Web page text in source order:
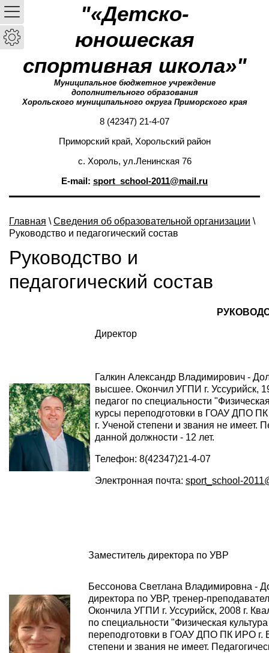
"«Детско-
юношеская
спортивная школа»"
Муниципальное бюджетное учреждение
дополнительного образования
Хорольского муниципального округа Приморского края
8 (42347) 21-4-07
Приморский край, Хорольский район
с. Хороль, ул.Ленинская 76
E-mail: sport_school-2011@mail.ru
Главная \ Сведения об образовательной организации \
Руководство и педагогический состав
Руководство и
педагогический состав
Директор
Галкин Александр Владимирович -
высшее. Окончил УГПИ г. Уссурийск,
педагог по специальности
курсы переподготовки в ГОАУ ДПО
г. Ученой степени и звания не имеет.
данной должности - 12 лет.
Телефон: 8(42347)21-4-07
Электронная почта: sport_school-
Заместитель директора по УВР
Бессонова Светлана Владимировна -
директора по УВР, тренер-
Окончила УГПИ г. Уссурийск, 2008 г.
по специальности "Физическая
переподготовки в ГОАУ ДПО ПК ИРО г.
степени и звания не имеет.